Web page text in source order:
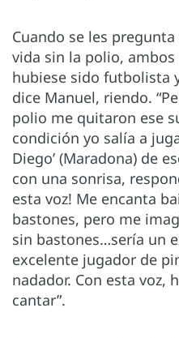
Cuando se les
vida sin la polio, ambos
hubiese sido futbolista
dice Manuel, riendo.
polio me quitaron ese
condición yo salía a
Diego’ (Maradona) de
con una sonrisa,
esta voz! Me encanta
bastones, pero me
sin bastones…sería un
excelente jugador de
nadador. Con esta voz,
cantar”.